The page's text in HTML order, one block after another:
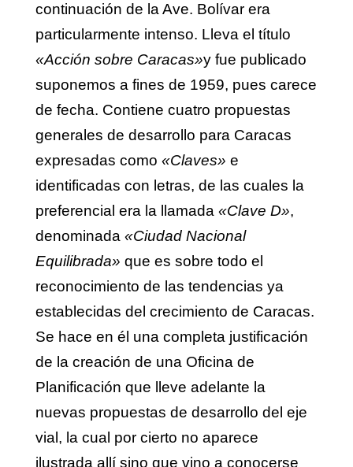
continuación de la Ave. Bolívar era
particularmente intenso. Lleva el título
«Acción sobre Caracas»y fue publicado
suponemos a fines de 1959, pues carece
de fecha. Contiene cuatro propuestas
generales de desarrollo para Caracas
expresadas como «Claves» e
identificadas con letras, de las cuales la
preferencial era la llamada «Clave D»,
denominada «Ciudad Nacional
Equilibrada» que es sobre todo el
reconocimiento de las tendencias ya
establecidas del crecimiento de Caracas.
Se hace en él una completa justificación
de la creación de una Oficina de
Planificación que lleve adelante la
nuevas propuestas de desarrollo del eje
vial, la cual por cierto no aparece
ilustrada allí sino que vino a conocerse